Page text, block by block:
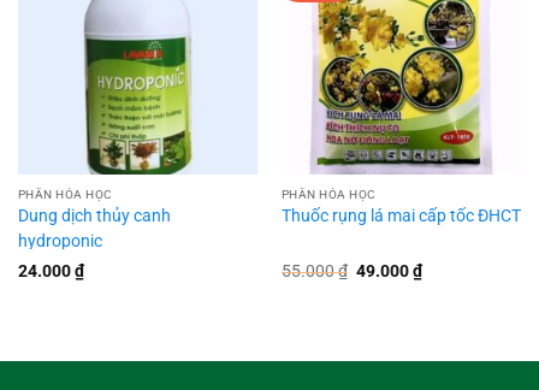
PHÂN HÓA HỌC
Dung dịch thủy canh
hydroponic
24.000₫
PHÂN HÓA HỌC
Thuốc rụng lá mai cấp tốc ĐHCT
55.000₫ Giá
49.000₫Giá
hiện